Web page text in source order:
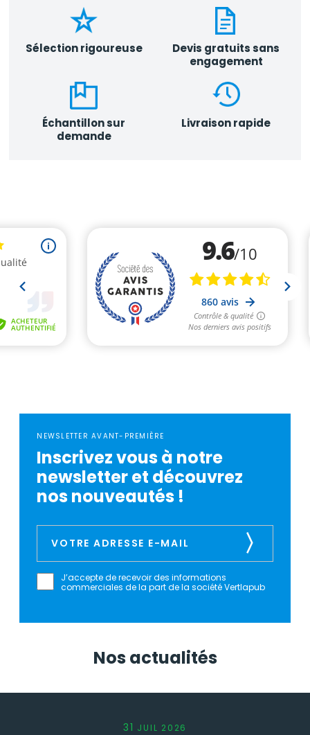
Sélection rigoureuse
Devis gratuits sans
engagement
Échantillon sur
demande
Livraison rapide
NEWSLETTER AVANT-PREMIÈRE
Inscrivez vous à notre
newsletter et découvrez
nos nouveautés !
J’accepte de recevoir des informations
commerciales de la part de la société Vertlapub
Nos actualités
31 JUIL 2026